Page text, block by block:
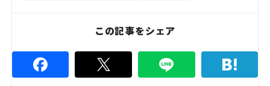
%
この記事をシェア